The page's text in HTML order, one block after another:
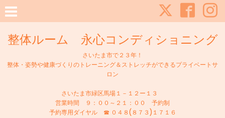
整体ルーム 永心コンディショニング
さいたま市で２３年！
整体・姿勢や健康づくりのトレーニング＆ストレッチができるプライベートサ
ロン
さいたま市緑区馬場１－１２ー１３
営業時間 ９：００～２１：００ 予約制
予約専用ダイヤル ☎ ０４８(８７３)１７１６